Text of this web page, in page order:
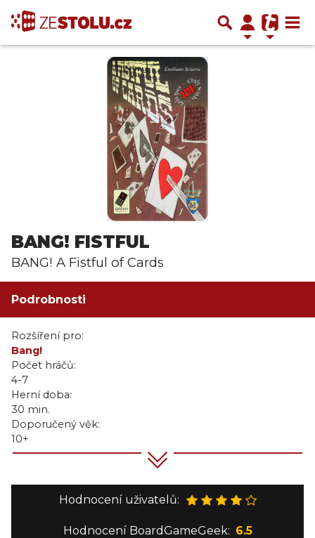
BANG! FISTFUL
BANG! A Fistful of Cards
Podrobnosti
Rozšíření pro:
Bang!
Počet hráčů:
4-7
Herní doba:
30 min.
Doporučený věk:
10+
Hodnocení uživatelů:
Hodnocení BoardGameGeek: 6.5